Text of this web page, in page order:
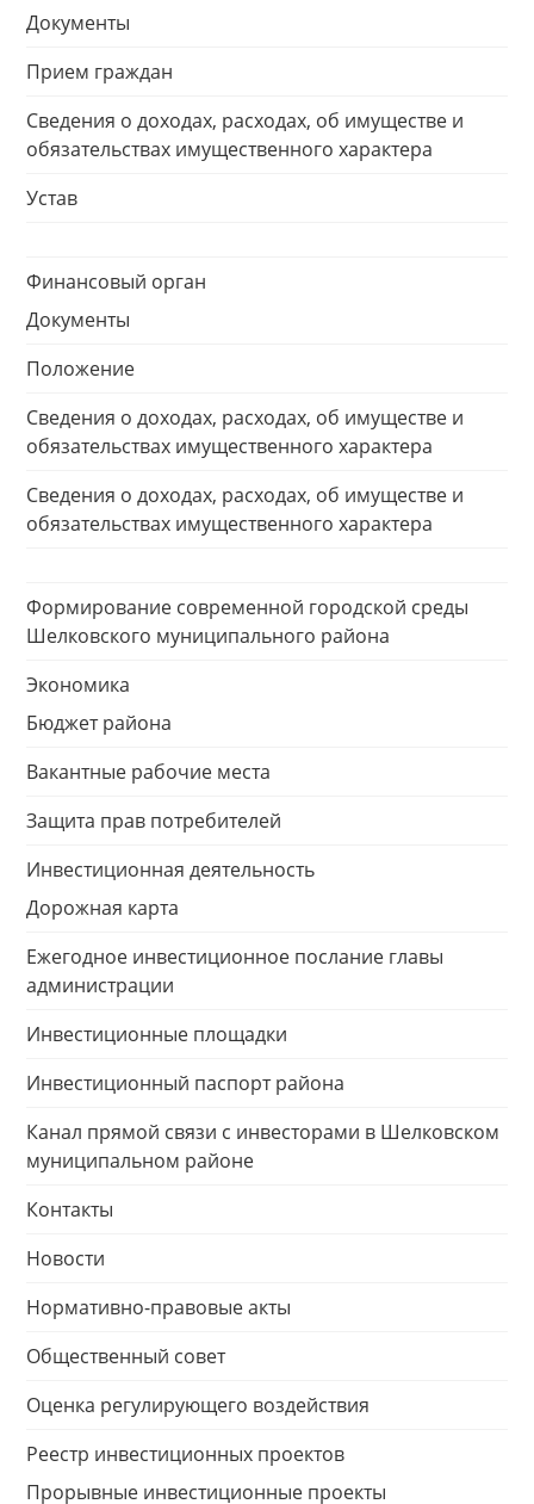
Документы
Прием граждан
Сведения о доходах, расходах, об имуществе и
обязательствах имущественного характера
Устав
Финансовый орган
Документы
Положение
Сведения о доходах, расходах, об имуществе и
обязательствах имущественного характера
Сведения о доходах, расходах, об имуществе и
обязательствах имущественного характера
Формирование современной городской среды
Шелковского муниципального района
Экономика
Бюджет района
Вакантные рабочие места
Защита прав потребителей
Инвестиционная деятельность
Дорожная карта
Ежегодное инвестиционное послание главы
администрации
Инвестиционные площадки
Инвестиционный паспорт района
Канал прямой связи с инвесторами в Шелковском
муниципальном районе
Контакты
Новости
Нормативно-правовые акты
Общественный совет
Оценка регулирующего воздействия
Реестр инвестиционных проектов
Прорывные инвестиционные проекты